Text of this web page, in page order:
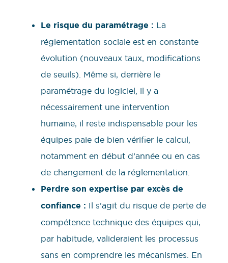
Le risque du paramétrage : La
réglementation sociale est en constante
évolution (nouveaux taux, modifications
de seuils). Même si, derrière le
paramétrage du logiciel, il y a
nécessairement une intervention
humaine, il reste indispensable pour les
équipes paie de bien vérifier le calcul,
notamment en début d’année ou en cas
de changement de la réglementation.
Perdre son expertise par excès de
confiance : Il s’agit du risque de perte de
compétence technique des équipes qui,
par habitude, valideraient les processus
sans en comprendre les mécanismes. En